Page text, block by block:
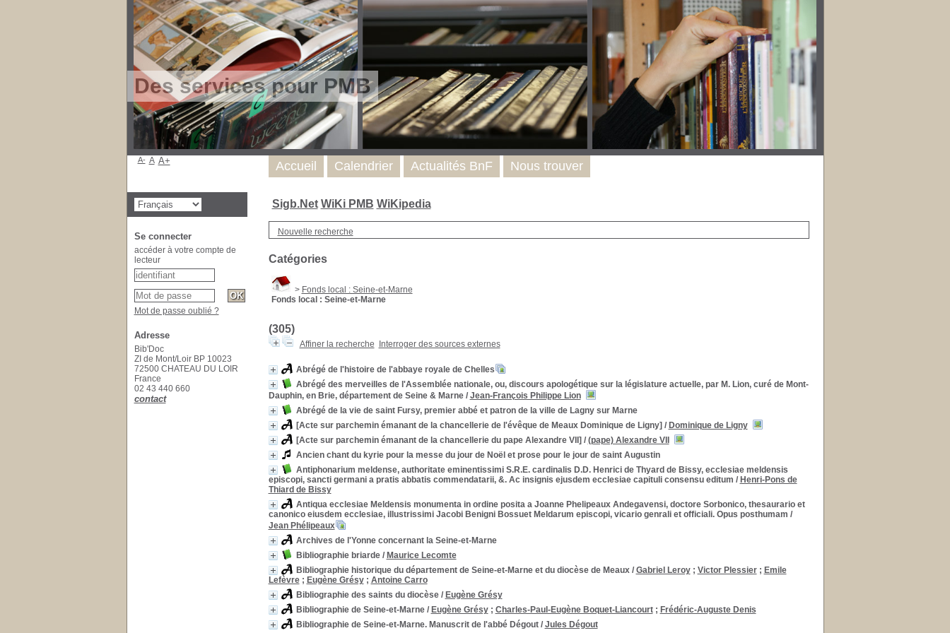
Des services pour PMB
Sigb.Net WiKi PMB WiKipedia
Nouvelle recherche
Catégories
> Fonds local : Seine-et-Marne
Fonds local : Seine-et-Marne
(305)
Affiner la recherche Interroger des sources externes
Abrégé de l'histoire de l'abbaye royale de Chelles
Abrégé des merveilles de l'Assemblée nationale, ou, discours apologétique sur la législature actuelle, par M. Lion, curé de Mont-
Dauphin, en Brie, département de Seine & Marne/ Jean-François Philippe Lion
Abrégé de la vie de saint Fursy, premier abbé et patron de la ville de Lagny sur Marne
[Acte sur parchemin émanant de la chancellerie de l'évêque de Meaux Dominique de Ligny] / Dominique de Ligny
[Acte sur parchemin émanant de la chancellerie du pape Alexandre VII] / (pape) Alexandre VII
Ancien chant du kyrie pour la messe du jour de Noël et prose pour le jour de saint Augustin
Antiphonarium meldense, authoritate eminentissimi S.R.E. cardinalis D.D. Henrici de Thyard de Bissy, ecclesiae meldensis
episcopi, sancti germani a pratis abbatis commendatarii, &. Ac insignis ejusdem ecclesiae capituli consensu editum / Henri-Pons de
Thiard de Bissy
Antiqua ecclesiae Meldensis monumenta in ordine posita a Joanne Phelipeaux Andegavensi, doctore Sorbonico, thesaurario et
canonico eiusdem ecclesiae, illustrissimi Jacobi Benigni Bossuet Meldarum episcopi, vicario genrali et officiali. Opus posthumam /
Jean Phélipeaux
Archives de l'Yonne concernant la Seine-et-Marne
Bibliographie briarde/ Maurice Lecomte
Bibliographie historique du département de Seine-et-Marne et du diocèse de Meaux/ Gabriel Leroy; Victor Plessier; Emile
Lefèvre; Eugène Grésy; Antoine Carro
Bibliographie des saints du diocèse/ Eugène Grésy
Bibliographie de Seine-et-Marne/ Eugène Grésy; Charles-Paul-Eugène Boquet-Liancourt; Frédéric-Auguste Denis
Bibliographie de Seine-et-Marne. Manuscrit de l'abbé Dégout/ Jules Dégout
Accueil Calendrier Actualités BnF Nous trouver
A- A A+
Se connecter
accéder à votre compte de
lecteur
Mot de passe oublié ?
Adresse
Bib'Doc
ZI de Mont/Loir BP 10023
72500 CHATEAU DU LOIR
France
02 43 440 660
contact